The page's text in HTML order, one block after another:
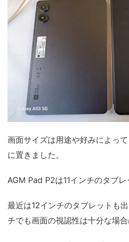
画面サイズは用途や好みによっ
に置きました。
AGM Pad P2は11インチのタブレ
最近は12インチのタブレットも
チでも画面の視認性は十分な場合